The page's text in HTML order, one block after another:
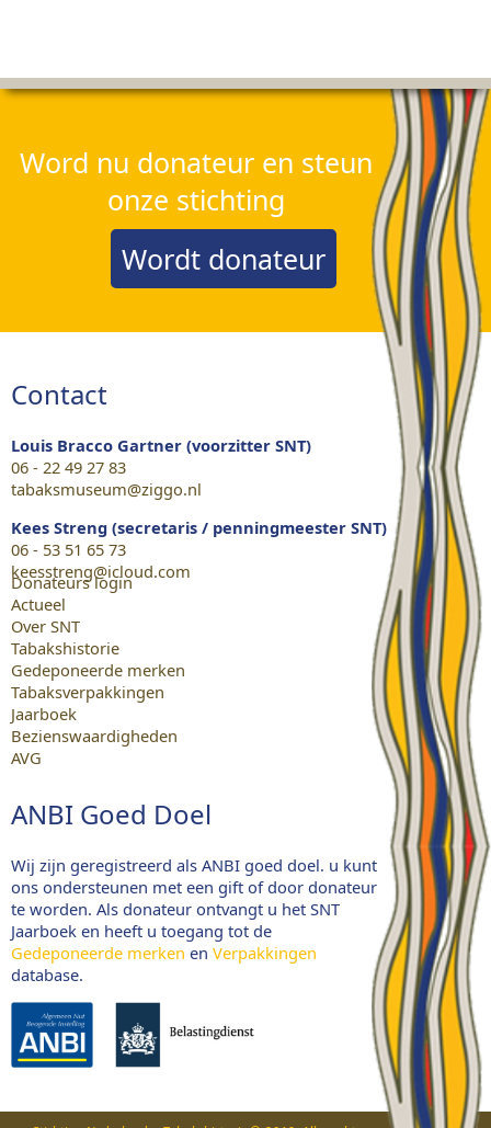
Word nu donateur en steun
onze stichting
Wordt donateur
Contact
Louis Bracco Gartner (voorzitter SNT)
06 - 22 49 27 83
tabaksmuseum@ziggo.nl
Kees Streng (secretaris / penningmeester SNT)
06 - 53 51 65 73
keesstreng@icloud.com
Donateurs login
Actueel
Over SNT
Tabakshistorie
Gedeponeerde merken
Tabaksverpakkingen
Jaarboek
Bezienswaardigheden
AVG
ANBI Goed Doel
Wij zijn geregistreerd als ANBI goed doel. u kunt
ons ondersteunen met een gift of door donateur
te worden. Als donateur ontvangt u het SNT
Jaarboek en heeft u toegang tot de
Gedeponeerde merken en Verpakkingen
database.